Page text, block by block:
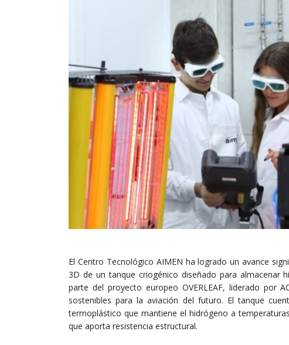
El Centro Tecnológico AIMEN ha logrado un avance
3D de un tanque criogénico diseñado para almacenar
parte del proyecto europeo OVERLEAF, liderado por
sostenibles para la aviación del futuro. El tanque
termoplástico que mantiene el hidrógeno a
que aporta resistencia estructural.